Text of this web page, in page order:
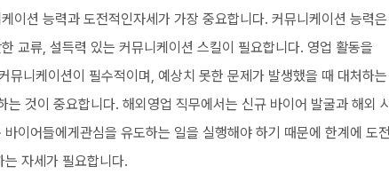
이션 능력과 도전적인자세가 가장 중요합니다. 커뮤니케이션 능력
교류, 설득력 있는 커뮤니케이션 스킬이 필요합니다. 영업 활동을
뮤니케이션이 필수적이며, 예상치 못한 문제가 발생했을 때 대처하
는 것이 중요합니다. 해외영업 직무에서는 신규 바이어 발굴과 해외
이어들에게관심을 유도하는 일을 실행해야 하기 때문에 한계에 도
자세가 필요합니다.